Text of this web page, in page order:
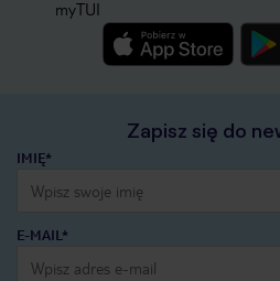
myTUI
Zapisz się do
IMIĘ*
E-MAIL*